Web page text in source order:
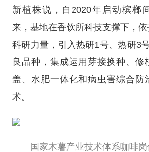
新植株说，自2020年启动槟榔
来，基地在香饮所科技支撑下，
科研力量，引入热研1号、热研3
良品种，集成运用芽接换种、修
盖、水肥一体化和病虫害综合防
术。
国家木薯产业技术体系咖啡